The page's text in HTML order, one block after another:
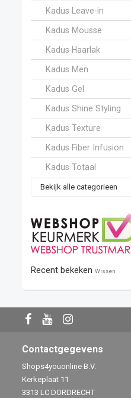
Kadus Leave-in
Kadus Mousse
Kadus Haarlak
Kadus Men
Kadus Gel
Kadus Shine Styling
Kadus Texture
Kadus Fiber Infusion
Kadus Totaal
Bekijk alle categorieen
Recent bekeken Wissen
Contactgegevens
Shops4youonline B.V.
Kerkeplaat 11
3313 LC DORDRECHT